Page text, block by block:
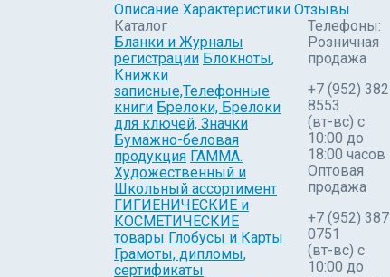
Описание Характеристики Отзывы
Каталог
Бланки и Журналы
регистрации Блокноты,
Книжки
записные,Телефонные
книги Брелоки, Брелоки
для ключей, Значки
Бумажно-беловая
продукция ГАММА.
Художественный и
Школьный ассортимент
ГИГИЕНИЧЕСКИЕ и
КОСМЕТИЧЕСКИЕ
товары Глобусы и Карты
Грамоты, дипломы,
сертификаты
Телефоны:
Розничная
продажа
+7 (952) 382
8553
(вт-вс) c
10:00 до
18:00 часов
Оптовая
продажа
+7 (952) 387
0751
(вт-вс) с
10:00 до